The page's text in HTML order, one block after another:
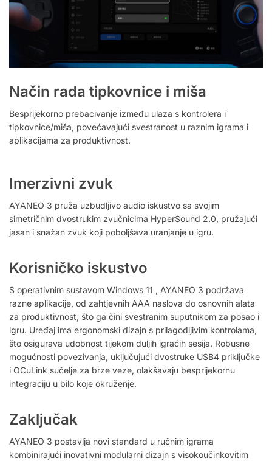
Način rada tipkovnice i miša
Besprijekorno prebacivanje između ulaza s kontrolera i
tipkovnice/miša, povećavajući svestranost u raznim igrama i
aplikacijama za produktivnost.
Imerzivni zvuk
AYANEO 3 pruža uzbudljivo audio iskustvo sa svojim
simetričnim dvostrukim zvučnicima HyperSound 2.0, pružajući
jasan i snažan zvuk koji poboljšava uranjanje u igru.
Korisničko iskustvo
S operativnim sustavom Windows 11 , AYANEO 3 podržava
razne aplikacije, od zahtjevnih AAA naslova do osnovnih alata
za produktivnost, što ga čini svestranim suputnikom za posao i
igru. Uređaj ima ergonomski dizajn s prilagodljivim kontrolama,
što osigurava udobnost tijekom duljih igraćih sesija. Robusne
mogućnosti povezivanja, uključujući dvostruke USB4 priključke
i OCuLink sučelje za brze veze, olakšavaju besprijekornu
integraciju u bilo koje okruženje.
Zaključak
AYANEO 3 postavlja novi standard u ručnim igrama
kombinirajući inovativni modularni dizajn s visokoučinkovitim